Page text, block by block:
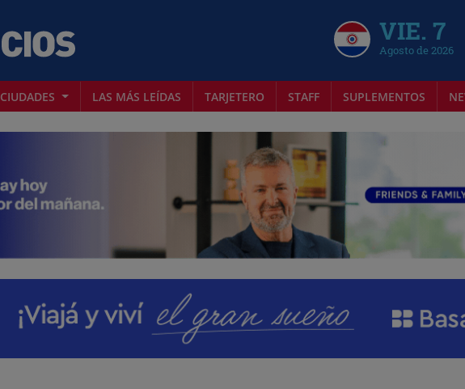
VIE. 7
Agosto de 2026
CIUDADES LAS MÁS LEÍDAS TARJETERO STAFF SUPLEMENTOS